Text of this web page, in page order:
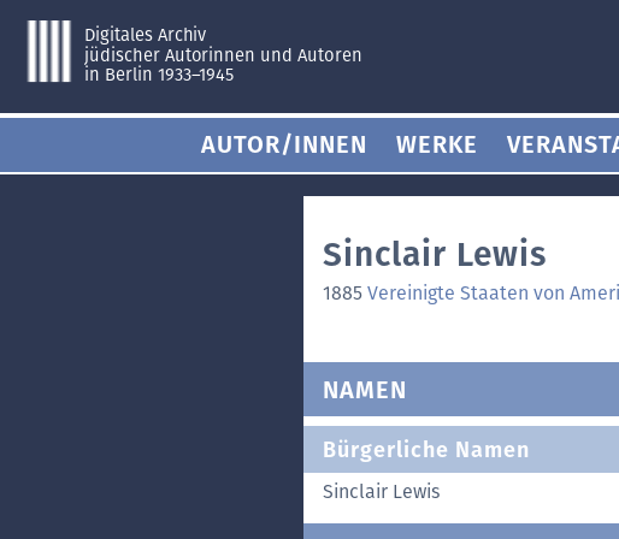
Digitales Archiv
jüdischer Autorinnen und Autoren
in Berlin 1933–1945
AUTOR/INNEN WERKE
Sinclair Lewis
1885 Vereinigte Staaten von
NAMEN
Bürgerliche Namen
Sinclair Lewis